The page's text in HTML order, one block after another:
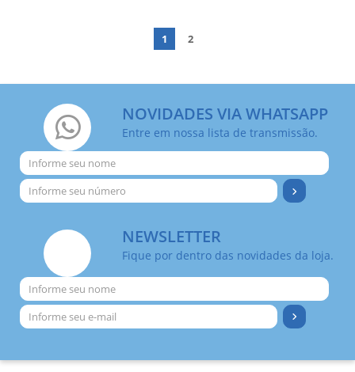
1 2
NOVIDADES VIA WHATSAPP
Entre em nossa lista de transmissão.
NEWSLETTER
Fique por dentro das novidades da loja.